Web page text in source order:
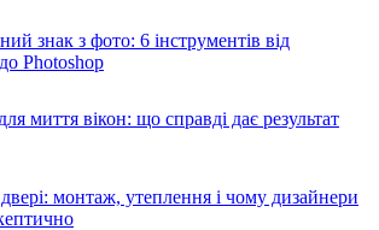
знак з фото: 6 інструментів від
Photoshop
миття вікон: що справді дає результат
монтаж, утеплення і чому дизайнери